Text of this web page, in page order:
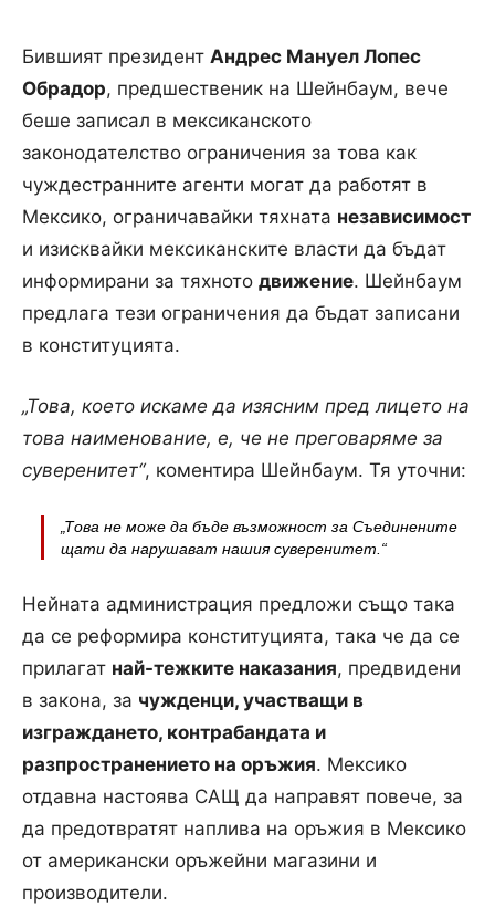
Бившият президент Андрес Мануел Лопес
Обрадор, предшественик на Шейнбаум, вече
беше записал в мексиканското
законодателство ограничения за това как
чуждестранните агенти могат да работят в
Мексико, ограничавайки тяхната независимост
и изисквайки мексиканските власти да бъдат
информирани за тяхното движение. Шейнбаум
предлага тези ограничения да бъдат записани
в конституцията.
„Това, което искаме да изясним пред лицето на
това наименование, е, че не преговаряме за
суверенитет“, коментира Шейнбаум. Тя уточни:
„Това не може да бъде възможност за Съединените
щати да нарушават нашия суверенитет.“
Нейната администрация предложи също така
да се реформира конституцията, така че да се
прилагат най-тежките наказания, предвидени
в закона, за чужденци, участващи в
изграждането, контрабандата и
разпространението на оръжия. Мексико
отдавна настоява САЩ да направят повече, за
да предотвратят наплива на оръжия в Мексико
от американски оръжейни магазини и
производители.